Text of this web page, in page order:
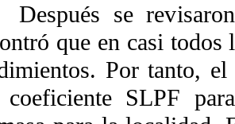
se revisaron
que en casi
Por tanto,
coeficiente SLPF